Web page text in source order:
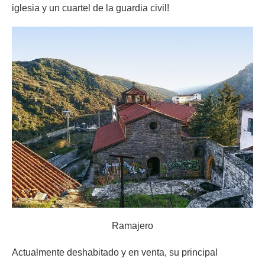
iglesia y un cuartel de la guardia civil!
Ramajero
Actualmente deshabitado y en venta, su principal